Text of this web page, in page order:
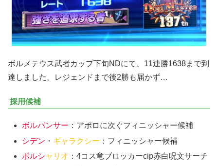
ボルメテウス武者カップ下旬NDにて、11連勝1638まで到
達しました。レジェンドまで後2勝も届かず…
採用候補
ボルパンサー ：アポロに次ぐフィニッシャー候補
シデン ・ ギャラクシー ：フィニッシャー候補
ボルシャリオ ：4コス竜ブロッカーcip赤白呪文サーチ